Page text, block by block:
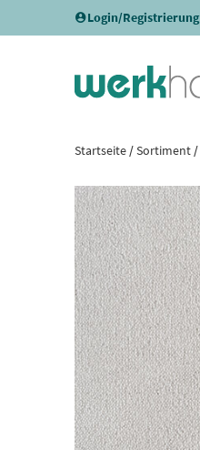
Login/Registrierung
Startseite/Sortiment/